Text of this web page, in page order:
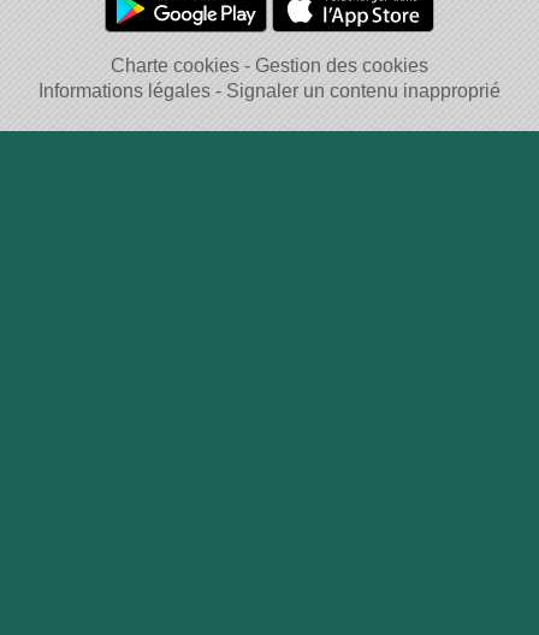
Charte cookies
Gestion des cookies
Informations légales
Signaler un contenu inapproprié